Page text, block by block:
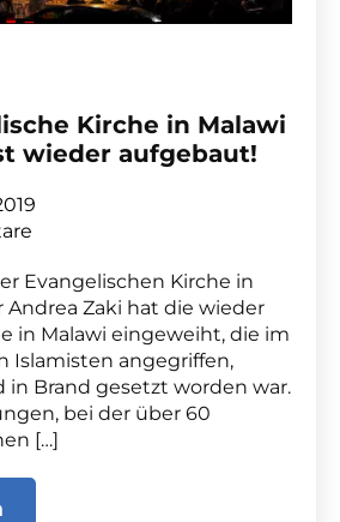
Kirche in Malawi
wieder aufgebaut!
Evangelischen Kirche in
Andrea Zaki hat die wieder
in Malawi eingeweiht, die im
Islamisten angegriffen,
Brand gesetzt worden war.
bei der über 60
[…]